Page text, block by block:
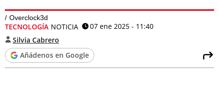
Overclock3d
TECNOLOGÍA NOTICIA
07 ene 2025 - 11:40
Silvia Cabrero
Añádenos en Google